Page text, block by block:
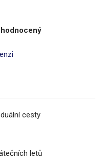
cesty
letů